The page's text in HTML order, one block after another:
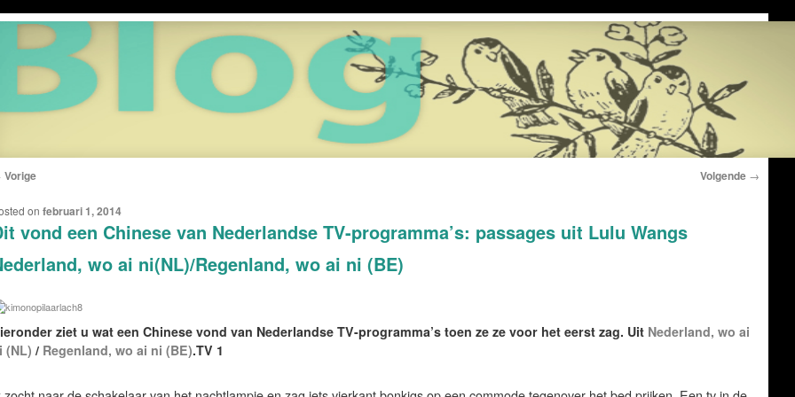
Vorige Volgende →
vond een Chinese van Nederlandse TV-programma’s: passages uit Lulu Wangs
wo ai ni(NL)/Regenland, wo ai ni (BE)
on februari 1, 2014
ziet u wat een Chinese vond van Nederlandse TV-programma’s toen ze ze voor het eerst zag. Uit Nederland, wo ai
(NL) / Regenland, wo ai ni (BE).TV 1